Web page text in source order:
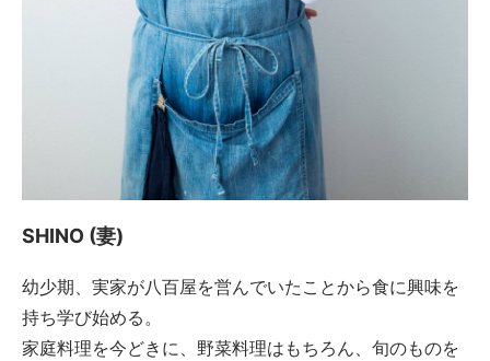
SHINO (妻)
幼少期、実家が八百屋を営んでいたことから食に興味を
持ち学び始める。
家庭料理を今どきに、野菜料理はもちろん、旬のものを